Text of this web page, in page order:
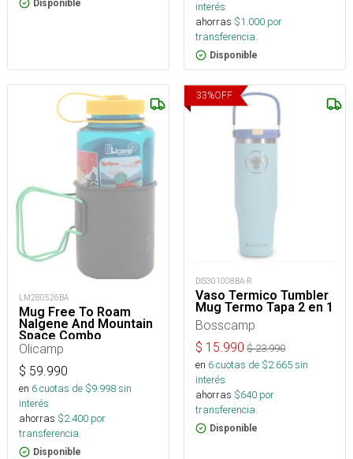
Disponible
interés
ahorras $1.000 por
transferencia.
Disponible
LM280526BA
Mug Free To Roam
Nalgene And Mountain
Space Combo
Olicamp
$ 59.990
en 6cuotas de $9.998sin
interés
ahorras $2.400 por
transferencia.
Disponible
33%OFF
DIS301008BA-R
Vaso Termico Tumbler
Mug Termo Tapa 2 en 1
Bosscamp
$ 15.990 $23.990
en 6cuotas de $2.665sin
interés
ahorras $640 por
transferencia.
Disponible